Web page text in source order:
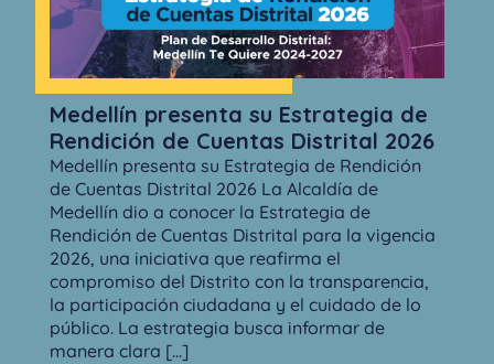
Medellín presenta su Estrategia de
Rendición de Cuentas Distrital 2026
Medellín presenta su Estrategia de Rendición
de Cuentas Distrital 2026 La Alcaldía de
Medellín dio a conocer la Estrategia de
Rendición de Cuentas Distrital para la vigencia
2026, una iniciativa que reafirma el
compromiso del Distrito con la transparencia,
la participación ciudadana y el cuidado de lo
público. La estrategia busca informar de
manera clara [...]